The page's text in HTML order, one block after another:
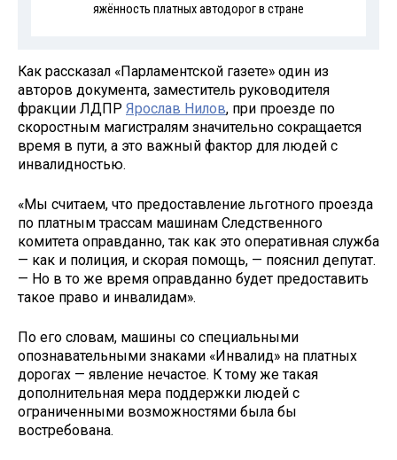
яжённость платных автодорог в стране
Как рассказал «Парламентской газете» один из
авторов документа, заместитель руководителя
фракции ЛДПР Ярослав Нилов, при проезде по
скоростным магистралям значительно сокращается
время в пути, а это важный фактор для людей с
инвалидностью.
«Мы считаем, что предоставление льготного проезда
по платным трассам машинам Следственного
комитета оправданно, так как это оперативная служба
— как и полиция, и скорая помощь, — пояснил депутат.
— Но в то же время оправданно будет предоставить
такое право и инвалидам».
По его словам, машины со специальными
опознавательными знаками «Инвалид» на платных
дорогах — явление нечастое. К тому же такая
дополнительная мера поддержки людей с
ограниченными возможностями была бы
востребована.